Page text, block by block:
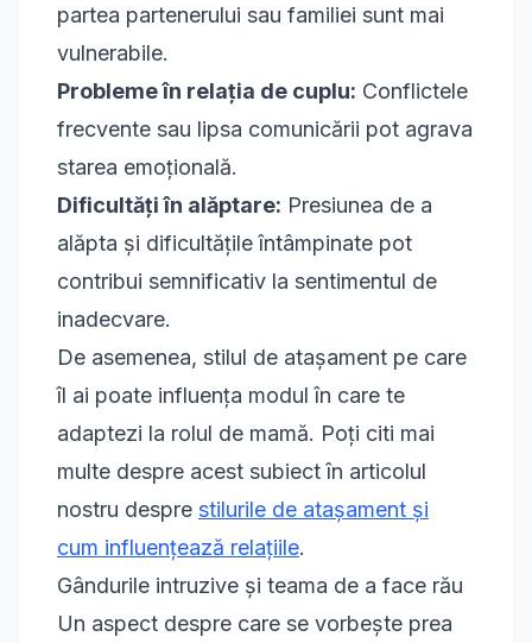
partea partenerului sau familiei sunt mai
vulnerabile.
Probleme în relația de cuplu: Conflictele
frecvente sau lipsa comunicării pot agrava
starea emoțională.
Dificultăți în alăptare: Presiunea de a
alăpta și dificultățile întâmpinate pot
contribui semnificativ la sentimentul de
inadecvare.
De asemenea, stilul de atașament pe care
îl ai poate influența modul în care te
adaptezi la rolul de mamă. Poți citi mai
multe despre acest subiect în articolul
nostru despre stilurile de atașament și
cum influențează relațiile.
Gândurile intruzive și teama de a face rău
Un aspect despre care se vorbește prea